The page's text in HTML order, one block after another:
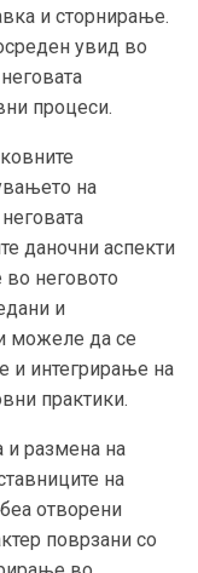
и сторнирање.
увид во
процеси.
на
даночни аспекти
неговото
и
можеле да се
и интегрирање на
практики.
и размена на
на
отворени
поврзани со